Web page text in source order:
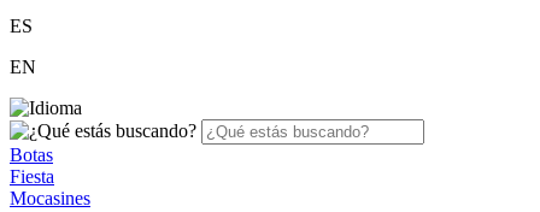
ES
EN
Botas
Fiesta
Mocasines